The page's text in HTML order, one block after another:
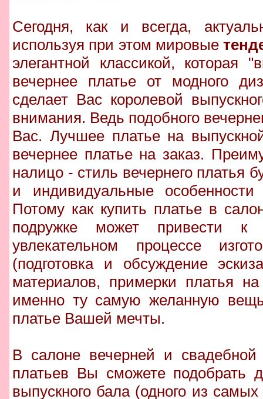
Сегодня, как и всегда,
используя при этом мировые
элегантной классикой,
вечернее платье от модного
сделает Вас королевой
внимания. Ведь подобного
Вас. Лучшее платье на
вечернее платье на заказ.
налицо - стиль вечернего платья
и индивидуальные
Потому как купить платье в
подружке может привести к
увлекательном процессе
(подготовка и обсуждение
материалов, примерки платья
именно ту самую желанную
платье Вашей мечты.
В салоне вечерней и
платьев Вы сможете подобрать
выпускного бала (одного из